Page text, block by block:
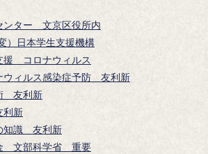
ンター 文京区役所内
）日本学生支援機構
コロナウィルス
ウィルス感染症予防 友利新
友利新
利新
知識 友利新
文部科学省 重要